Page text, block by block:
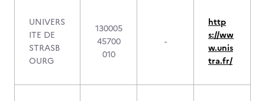
UNIVERS
ITE DE
STRASB
OURG
130005
45700
010
-
http
s://ww
w.unis
tra.fr/